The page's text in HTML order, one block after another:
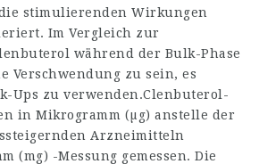
stimulierenden Wirkungen
Im Vergleich zur
während der Bulk-Phase
Verschwendung zu sein, es
Ups zu verwenden.Clenbuterol-
in Mikrogramm (µg) anstelle der
Arzneimitteln
(mg) -Messung gemessen. Die